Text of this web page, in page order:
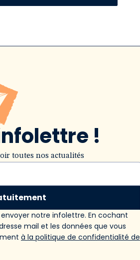
!
toutes nos actualités
notre infolettre. En cochant
mail et les données que vous
à la politique de confidentialité de